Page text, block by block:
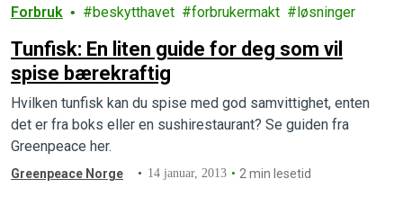
Forbruk beskytthavet forbrukermakt løsninger
Tunfisk: En liten guide for deg som vil
spise bærekraftig
Hvilken tunfisk kan du spise med god samvittighet, enten
det er fra boks eller en sushirestaurant? Se guiden fra
Greenpeace her.
Greenpeace Norge 14 januar, 2013 2 min lesetid